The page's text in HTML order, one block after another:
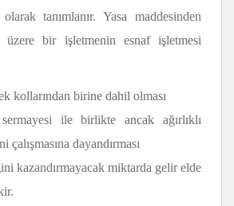
olarak tanımlanır. Yasa maddesinden
üzere bir işletmenin esnaf işletmesi
kollarından birine dahil olması
ile birlikte ancak ağırlıklı
çalışmasına dayandırması
kazandırmayacak miktarda gelir elde